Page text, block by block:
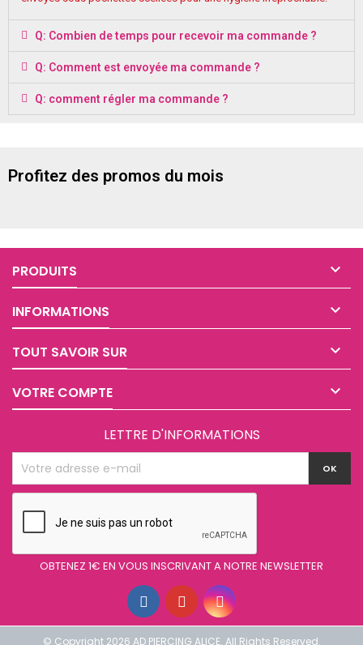
Q: Combien de temps pour recevoir ma commande ?
Q: Comment est envoyée ma commande ?
Q: comment régler ma commande ?
Profitez des promos du mois
PRODUITS 
INFORMATIONS 
TOUT SAVOIR SUR 
VOTRE COMPTE 
LETTRE D'INFORMATIONS
OBTENEZ 1€ EN VOUS INSCRIVANT A NOTRE NEWSLETTER
© Copyright 2026 AD PIERCING ALICE. All Rights Reserved.